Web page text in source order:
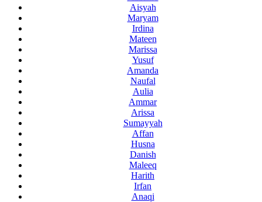
Aisyah
Maryam
Irdina
Mateen
Marissa
Yusuf
Amanda
Naufal
Aulia
Ammar
Arissa
Sumayyah
Affan
Husna
Danish
Maleeq
Harith
Irfan
Anaqi